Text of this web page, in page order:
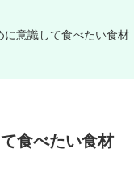
に意識して食べたい食材
食べたい食材